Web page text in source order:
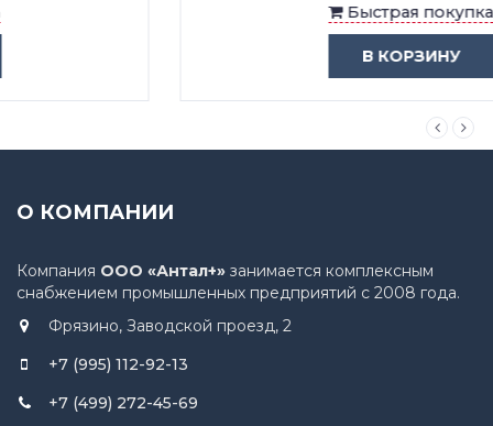
Быстрая покупка
О КОМПАНИИ
Компания ООО «Антал+» занимается комплексным
снабжением промышленных предприятий с 2008 года.
Фрязино, Заводской проезд, 2
+7 (995) 112-92-13
+7 (499) 272-45-69